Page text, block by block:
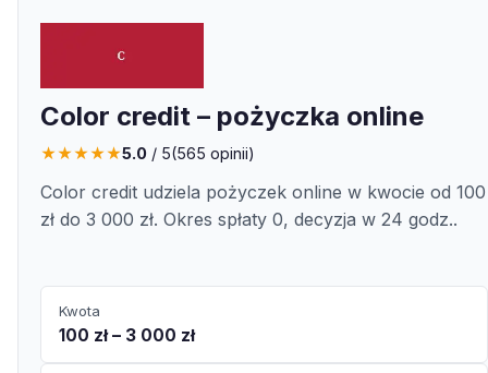
Color credit – pożyczka online
★★★★★5.0 / 5(565 opinii)
Color credit udziela pożyczek online w kwocie od 100
zł do 3 000 zł. Okres spłaty 0, decyzja w 24 godz..
Kwota
100 zł – 3 000 zł